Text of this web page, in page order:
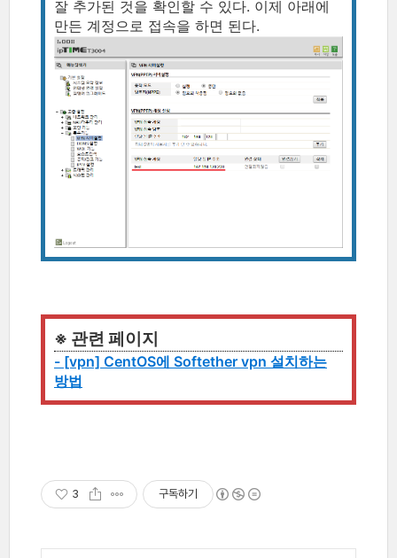
잘 추가된 것을 확인할 수 있다. 이제 아래에
만든 계정으로 접속을 하면 된다.
※ 관련 페이지
- [vpn] CentOS에 Softether vpn 설치하는
방법
3 구독하기